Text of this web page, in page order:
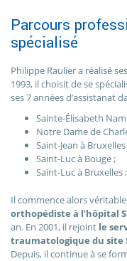
Parcours
spécialisé
Philippe Raulier a réalisé
1993, il choisit de se
ses 7 années d’assistanat
Sainte-Élisabeth
Notre Dame de
Saint-Jean à Bruxelles
Saint-Luc à Bouge ;
Saint-Luc à Bruxelles ;
Il commence alors
orthopédiste à l’hôpital
an. En 2001, il rejoint le
traumatologique du site
Depuis, il continue à se